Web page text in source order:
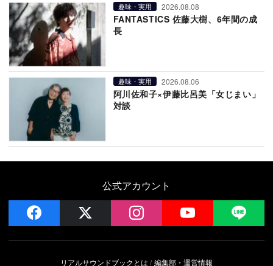
趣味・実用 2026.08.08
FANTASTICS 佐藤大樹、6年間の成
長
趣味・実用 2026.08.06
阿川佐和子×伊藤比呂美「女じまい」
対談
公式アカウント
facebook instagram YouTube
リアルサウンドブックとは 編集部・運営情報